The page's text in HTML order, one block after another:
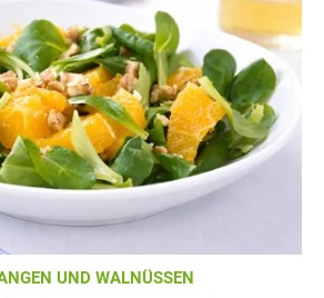
UND WALNÜSSEN